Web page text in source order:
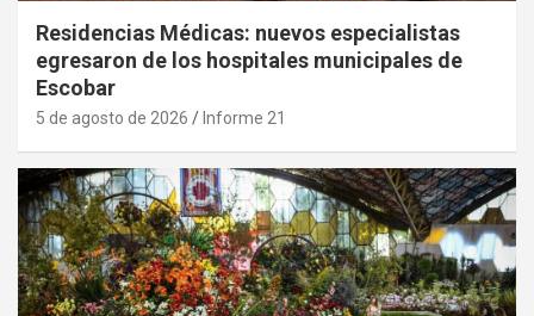
Residencias Médicas: nuevos especialistas
egresaron de los hospitales municipales de
Escobar
5 de agosto de 2026 Informe 21